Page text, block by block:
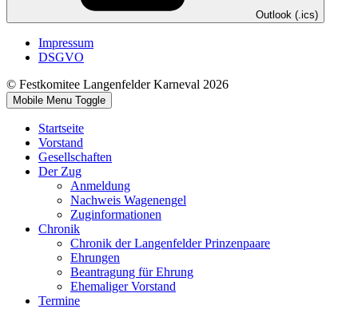
Outlook (.ics)
Impressum
DSGVO
© Festkomitee Langenfelder Karneval 2026
Mobile Menu Toggle
Startseite
Vorstand
Gesellschaften
Der Zug
Anmeldung
Nachweis Wagenengel
Zuginformationen
Chronik
Chronik der Langenfelder Prinzenpaare
Ehrungen
Beantragung für Ehrung
Ehemaliger Vorstand
Termine